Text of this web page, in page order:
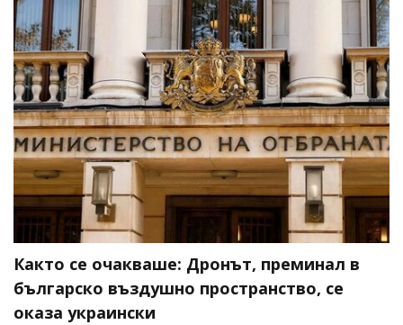
Както се очакваше: Дронът, преминал в
българско въздушно пространство, се
оказа украински